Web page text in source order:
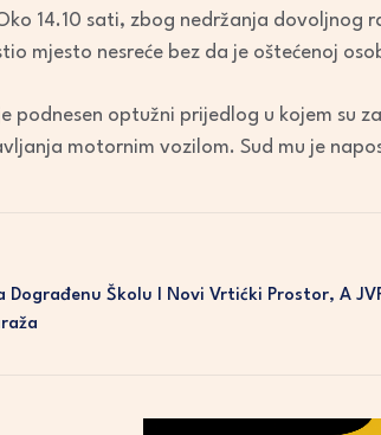
14.10 sati, zbog nedržanja dovoljnog
mjesto nesreće bez da je oštećenoj
podnesen optužni prijedlog u kojem su
motornim vozilom. Sud mu je
Dograđenu Školu I Novi Vrtićki Prostor, A